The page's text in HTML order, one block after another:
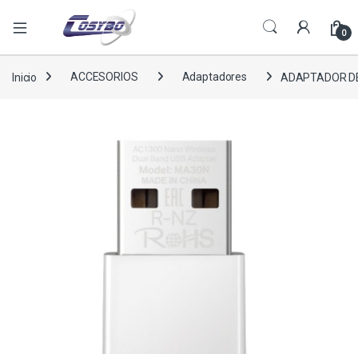
0
Inicio ACCESORIOS Adaptadores ADAPTADOR